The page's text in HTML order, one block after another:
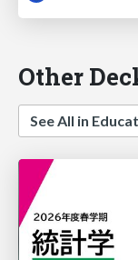
Other
See All in